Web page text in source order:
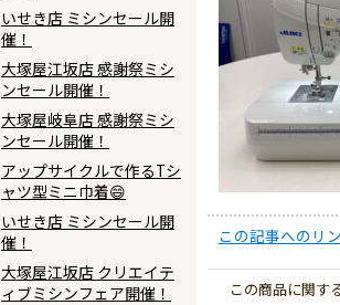
この記事へのリ
この商品に関す
いせき店 ミシンセール開
催！
大塚屋江坂店 感謝祭ミシ
ンセール開催！
大塚屋岐阜店 感謝祭ミシ
ンセール開催！
アップサイクルで作るTシ
ャツ型ミニ巾着😄
いせき店 ミシンセール開
催！
大塚屋江坂店 クリエイテ
ィブミシンフェア開催！